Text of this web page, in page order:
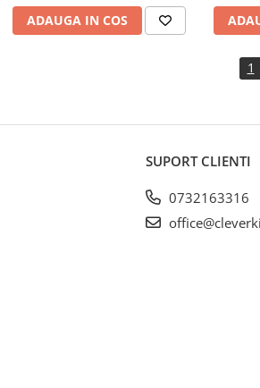
ADAUGA IN COS
1
SUPORT CLIENTI
0732163316